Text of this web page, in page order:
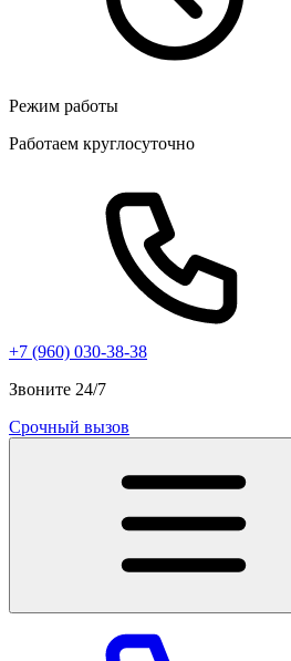
Режим работы
Работаем круглосуточно
+7 (960) 030-38-38
Звоните 24/7
Срочный вызов